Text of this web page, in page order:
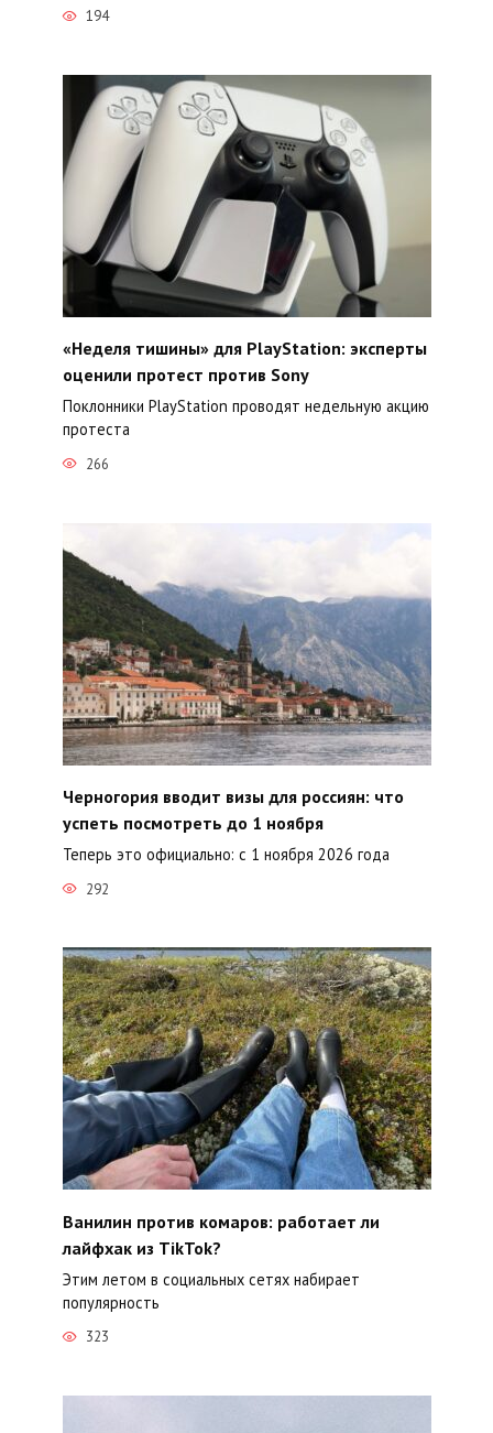
194
«Неделя тишины» для PlayStation: эксперты
оценили протест против Sony
Поклонники PlayStation проводят недельную акцию
протеста
266
Черногория вводит визы для россиян: что
успеть посмотреть до 1 ноября
Теперь это официально: с 1 ноября 2026 года
292
Ванилин против комаров: работает ли
лайфхак из TikTok?
Этим летом в социальных сетях набирает
популярность
323